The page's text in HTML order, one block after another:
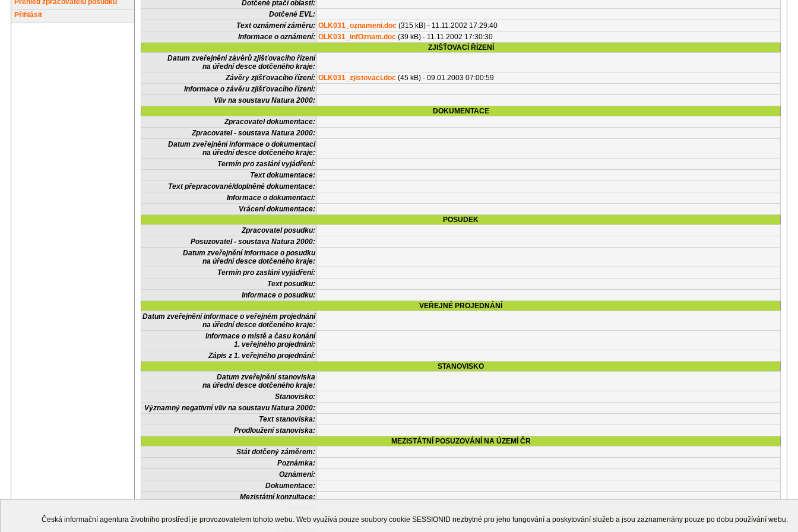
Přehled zpracovatelů posudků
Přihlásit
Dotčené ptačí oblasti:
Dotčené EVL:
Text oznámení záměru: OLK031_oznameni.doc (315 kB) - 11.11.2002 17:29:40
Informace o oznámení: OLK031_infOznam.doc (39 kB) - 11.11.2002 17:30:30
ZJIŠŤOVACÍ ŘÍZENÍ
Datum zveřejnění závěrů zjišťovacího řízení
na úřední desce dotčeného kraje:
Závěry zjišťovacího řízení: OLK031_zjistovaci.doc (45 kB) - 09.01.2003 07:00:59
Informace o závěru zjišťovacího řízení:
Vliv na soustavu Natura 2000:
DOKUMENTACE
Zpracovatel dokumentace:
Zpracovatel - soustava Natura 2000:
Datum zveřejnění informace o dokumentaci
na úřední desce dotčeného kraje:
Termín pro zaslání vyjádření:
Text dokumentace:
Text přepracované/doplněné dokumentace:
Informace o dokumentaci:
Vrácení dokumentace:
POSUDEK
Zpracovatel posudku:
Posuzovatel - soustava Natura 2000:
Datum zveřejnění informace o posudku
na úřední desce dotčeného kraje:
Termín pro zaslání vyjádření:
Text posudku:
Informace o posudku:
VEŘEJNÉ PROJEDNÁNÍ
Datum zveřejnění informace o veřejném projednání
na úřední desce dotčeného kraje:
Informace o místě a času konání
1. veřejného projednání:
Zápis z 1. veřejného projednání:
STANOVISKO
Datum zveřejnění stanoviska
na úřední desce dotčeného kraje:
Stanovisko:
Významný negativní vliv na soustavu Natura 2000:
Text stanoviska:
Prodloužení stanoviska:
MEZISTÁTNÍ POSUZOVÁNÍ NA ÚZEMÍ ČR
Stát dotčený záměrem:
Poznámka:
Oznámení:
Dokumentace:
Mezistátní konzultace:
OSTATNÍ INFORMACE
Česká informační agentura životního prostředí je provozovatelem tohoto webu. Web využívá pouze soubory cookie SESSIONID nezbytné pro jeho fungování a poskytování služeb a jsou zaznamenány pouze po dobu používání webu.